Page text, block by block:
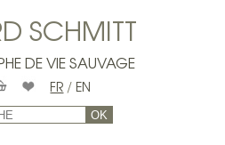
SCHMITT
DE VIE SAUVAGE
FR / EN
OK